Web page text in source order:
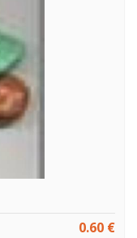
0.60 €